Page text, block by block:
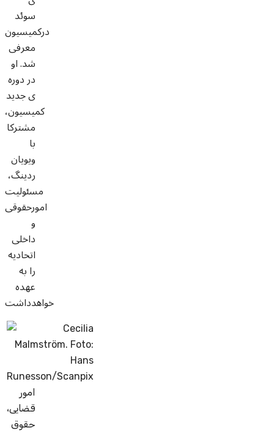
سوئد
درکمیسیون
معرفی
شد. او
در دوره
ی جدید
کمیسیون،
مشترکا
با
ویویان
ردینگ،
مسئولیت
امورحقوقی
و
داخلی
اتحادیه
را به
عهده
خواهدداشت
امور
قضایی،
حقوق